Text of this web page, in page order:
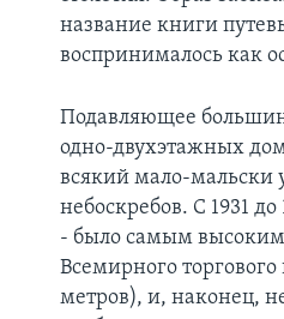
название книги
воспринималось как
Подавляющее
одно-двухэтажных
всякий мало-мальски
небоскребов. С 1931
- было самым
Всемирного
метров), и, наконец,